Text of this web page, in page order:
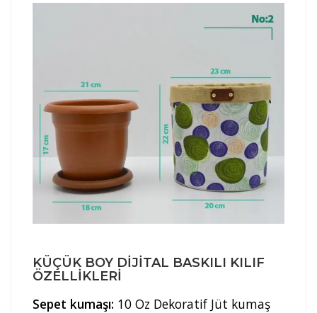
KÜÇÜK BOY DIJITAL BASKILI KILIF
ÖZELLIKLERI
Sepet kumaşı: 10 Oz Dekoratif Jüt kumaş